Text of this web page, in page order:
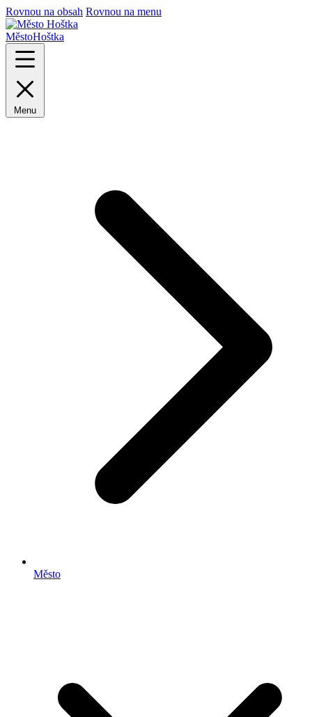
Rovnou na obsah Rovnou na menu
MěstoHoštka
Menu
Město